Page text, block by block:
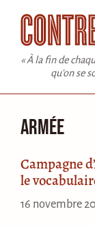
contenu
« À la fin de
qu'on se
Armée
Campagne
le
16 novembre